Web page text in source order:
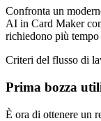
Confronta un
AI in Card Maker
richiedono più
Criteri del flusso di
Prima bozza
È ora di ottenere un